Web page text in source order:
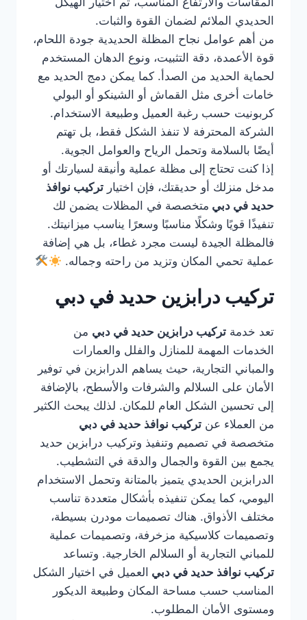
الحديدي الملائم لضمان القوة والثبات.
من أهم عوامل نجاح المظلة الحديدية جودة اللحام،
قوة الأعمدة، دقة التثبيت، ونوع الدهان المستخدم
لحماية الحديد من الصدأ. كما يمكن دمج الحديد مع
خامات أخرى مثل القماش أو الشينكو أو البولي
كربونيت حسب رغبة العميل وطبيعة الاستخدام.
الشركة المحترفة لا تنفذ الشكل فقط، بل تهتم
أيضًا بالسلامة وتحمل الرياح والعوامل الجوية.
إذا كنت تحتاج إلى مظلة عملية وأنيقة لسيارتك أو
مدخل منزلك أو حديقتك، فإن اختيار تركيب نوافذ
حديد في دبي متخصصة في المظلات يضمن لك
تنفيذًا قويًا وشكلًا مناسبًا وسعرًا يناسب ميزانيتك.
فالمظلة الجيدة ليست مجرد غطاء، بل هي إضافة
عملية تحمي المكان وتزيد من راحته وجماله.
تركيب درابزين حديد في دبي
تعد خدمة تركيب درابزين حديد في دبي من
الخدمات المهمة للمنازل والفلل والعمارات
والمباني التجارية، حيث يساهم الدرابزين في توفير
الأمان على السلالم والشرفات والأسطح، بالإضافة
إلى تحسين الشكل العام للمكان. لذلك يبحث الكثير
من العملاء عن تركيب نوافذ حديد في دبي
متخصصة في تصميم وتنفيذ وتركيب درابزين حديد
يجمع بين القوة والجمال والدقة في التشطيب.
الدرابزين الحديدي يتميز بالمتانة وتحمل الاستخدام
اليومي، كما يمكن تنفيذه بأشكال متعددة تناسب
مختلف الأذواق. هناك تصميمات مودرن بسيطة،
وتصميمات كلاسيكية مزخرفة، وتصميمات عملية
للمباني التجارية أو السلالم الخارجية. وتساعد
تركيب نوافذ حديد في دبي العميل في اختيار الشكل
المناسب حسب مساحة المكان وطبيعة الديكور
ومستوى الأمان المطلوب.